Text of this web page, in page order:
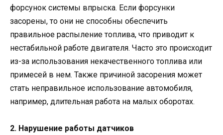
форсунок системы впрыска. Если форсунки
засорены, то они не способны обеспечить
правильное распыление топлива, что приводит к
нестабильной работе двигателя. Часто это происходит
из-за использования некачественного топлива или
примесей в нем. Также причиной засорения может
стать неправильное использование автомобиля,
например, длительная работа на малых оборотах.
2. Нарушение работы датчиков